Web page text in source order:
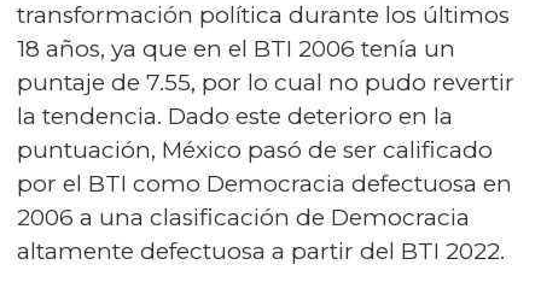
transformación política durante los últimos
18 años, ya que en el BTI 2006 tenía un
puntaje de 7.55, por lo cual no pudo revertir
la tendencia. Dado este deterioro en la
puntuación, México pasó de ser calificado
por el BTI como Democracia defectuosa en
2006 a una clasificación de Democracia
altamente defectuosa a partir del BTI 2022.